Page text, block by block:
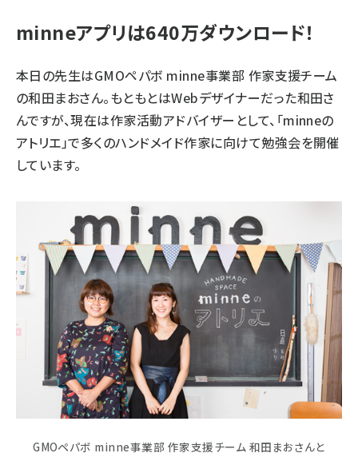
minneアプリは640万ダウンロード！
本日の先生はGMOペパボ minne事業部 作家支援チーム
の和田まおさん。もともとはWebデザイナーだった和田さ
んですが、現在は作家活動アドバイザーとして、「minneの
アトリエ」で多くのハンドメイド作家に向けて勉強会を開催
しています。
GMOペパボ minne事業部 作家支援チーム 和田まおさんと